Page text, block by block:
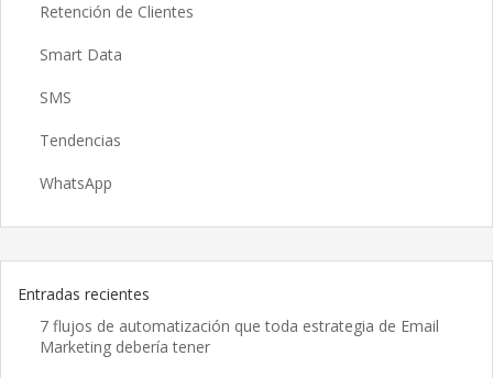
Retención de Clientes
Smart Data
SMS
Tendencias
WhatsApp
Entradas recientes
7 flujos de automatización que toda estrategia de Email
Marketing debería tener